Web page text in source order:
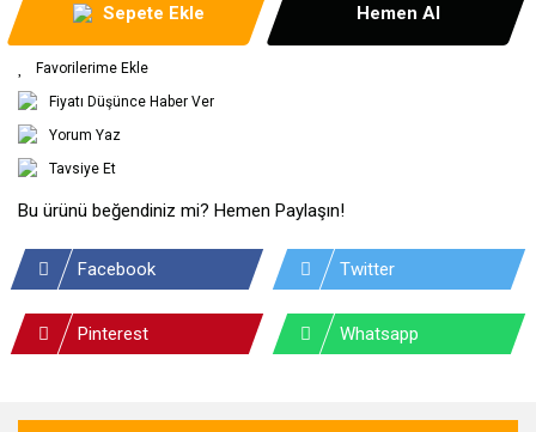
Sepete Ekle Hemen Al
Fiyatı Düşünce Haber Ver
Yorum Yaz
Tavsiye Et
Bu ürünü beğendiniz mi? Hemen Paylaşın!
Facebook Twitter
Pinterest Whatsapp